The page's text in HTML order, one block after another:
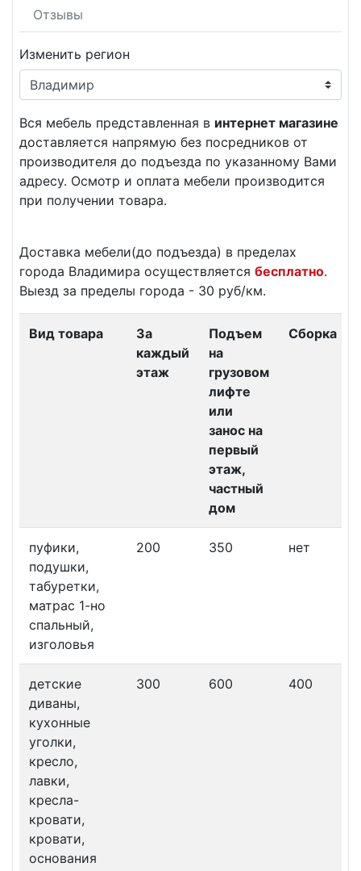
Отзывы
Изменить регион
Вся мебель представленная в интернет магазине
доставляется напрямую без посредников от
производителя до подъезда по указанному Вами
адресу. Осмотр и оплата мебели производится
при получении товара.
Доставка мебели(до подъезда) в пределах
города Владимира осуществляется бесплатно.
Выезд за пределы города - 30 руб/км.
Вид товара
За
каждый
этаж
Подъем
на
грузовом
лифте
или
занос на
первый
этаж,
частный
дом
Сборка
пуфики,
подушки,
табуретки,
матрас 1-но
спальный,
изголовья
200 350 нет
детские
диваны,
кухонные
уголки,
кресло,
лавки,
кресла-
кровати,
кровати,
основания
300 600 400